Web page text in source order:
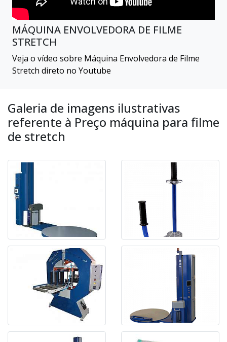
MÁQUINA ENVOLVEDORA DE FILME
STRETCH
Veja o vídeo sobre Máquina Envolvedora de Filme
Stretch direto no Youtube
Galeria de imagens ilustrativas
referente à Preço máquina para filme
de stretch